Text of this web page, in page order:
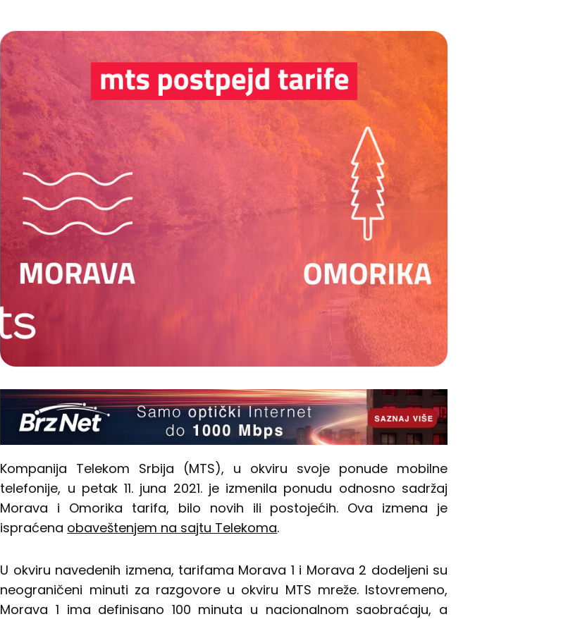
Kompanija Telekom Srbija (MTS), u okviru svoje ponude mobilne
telefonije, u petak 11. juna 2021. je izmenila ponudu odnosno sadržaj
Morava i Omorika tarifa, bilo novih ili postojećih. Ova izmena je
ispraćena obaveštenjem na sajtu Telekoma.
U okviru navedenih izmena, tarifama Morava 1 i Morava 2 dodeljeni su
neograničeni minuti za razgovore u okviru MTS mreže. Istovremeno,
Morava 1 ima definisano 100 minuta u nacionalnom saobraćaju, a